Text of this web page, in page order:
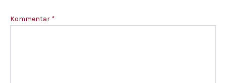
Kommentar *